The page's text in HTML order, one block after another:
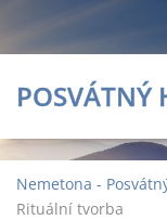
POSVÁTNÝ
Nemetona -
Rituální tvorba